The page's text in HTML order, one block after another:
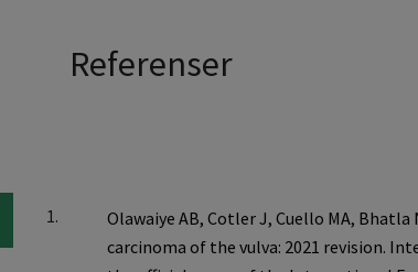
Referenser
1.